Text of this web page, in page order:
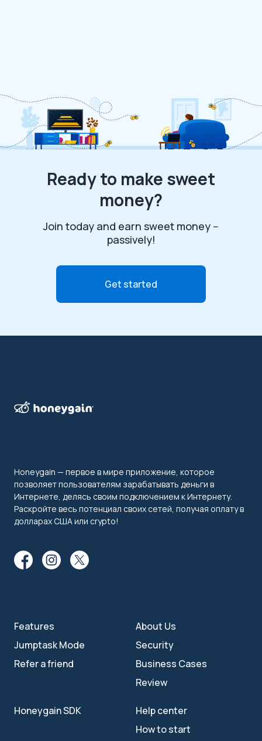
Ready to make sweet
money?
Join today and earn sweet money --
passively!
Get started
Honeygain — первое в мире приложение, которое
позволяет пользователям зарабатывать деньги в
Интернете, делясь своим подключением к Интернету.
Раскройте весь потенциал своих сетей, получая оплату в
долларах США или crypto!
Features
Jumptask Mode
Refer a friend
About Us
Security
Business Cases
Review
Honeygain SDK
Help center
How to start